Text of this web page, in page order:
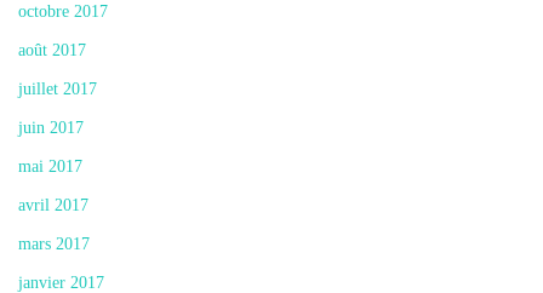
octobre 2017
août 2017
juillet 2017
juin 2017
mai 2017
avril 2017
mars 2017
janvier 2017